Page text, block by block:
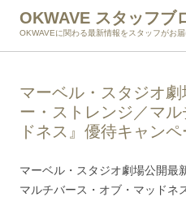
OKWAVE スタッフブ
OKWAVEに関わる最新情報をスタッフがお届
マーベル・スタジオ
ー・ストレンジ／マ
ドネス』優待キャン
マーベル・スタジオ劇場公開最
マルチバース・オブ・マッドネ